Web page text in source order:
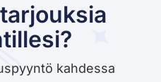
kahdessa